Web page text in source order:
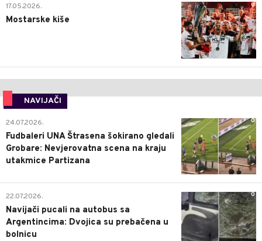
0
17.05.2026.
Mostarske kiše
NAVIJAČI
0
24.07.2026.
Fudbaleri UNA Štrasena šokirano gledali
Grobare: Nevjerovatna scena na kraju
utakmice Partizana
0
22.07.2026.
Navijači pucali na autobus sa
Argentincima: Dvojica su prebačena u
bolnicu